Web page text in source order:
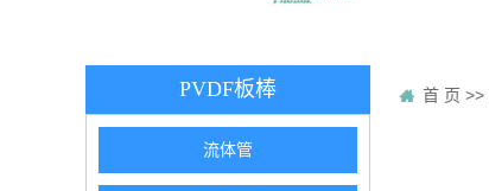
PVDF板棒
流体管
首 页 >>